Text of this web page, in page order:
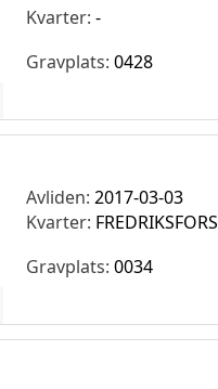
Kvarter:-
Gravplats:0428
Avliden:2017-03-03
Kvarter: FREDRIKSFORS
Gravplats:0034